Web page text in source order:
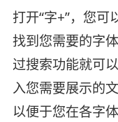
打开“字+”，您
找到您需要的字
过搜索功能就可
入您需要展示的
以便于您在各字